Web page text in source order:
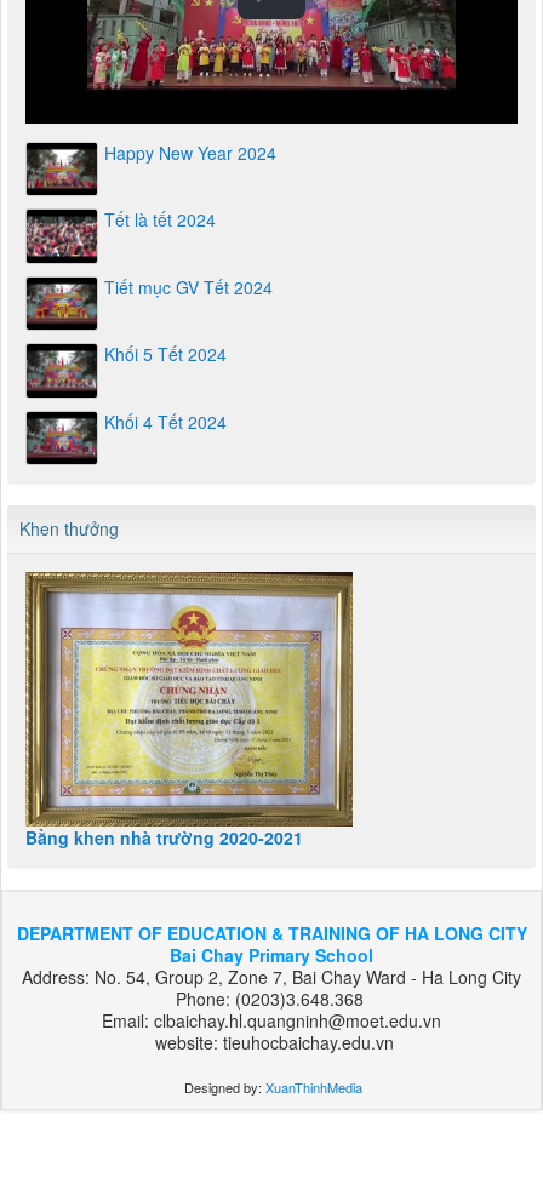
Happy New Year 2024
Tết là tết 2024
Tiết mục GV Tết 2024
Khối 5 Tết 2024
Khối 4 Tết 2024
Khen thưởng
Bằng khen nhà trường 2020-2021
DEPARTMENT OF EDUCATION & TRAINING OF HA LONG CITY
Bai Chay Primary School
Address: No. 54, Group 2, Zone 7, Bai Chay Ward - Ha Long City
Phone: (0203)3.648.368
Email: clbaichay.hl.quangninh@moet.edu.vn
website: tieuhocbaichay.edu.vn
Designed by: XuanThinhMedia
بت